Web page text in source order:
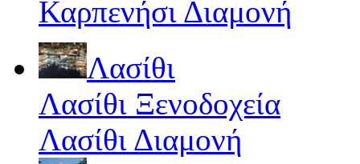
Καρπενήσι Διαμονή
Λασίθι
Λασίθι Ξενοδοχεία
Λασίθι Διαμονή